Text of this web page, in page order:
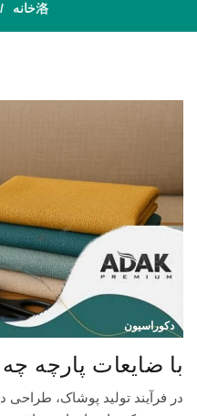
خانه
دکوراسیون
با ضایعات پارچه
در فرآیند تولید پوشاک،